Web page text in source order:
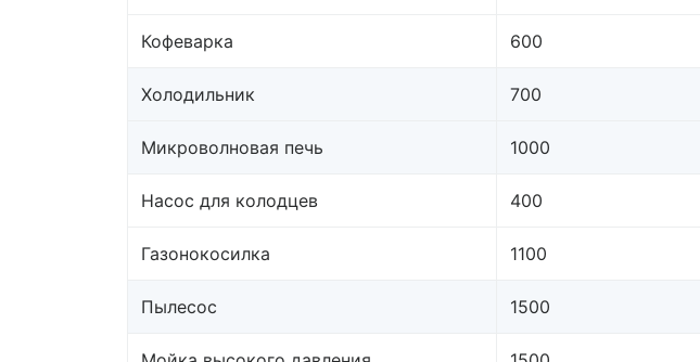
Кофеварка 600
Холодильник 700
Микроволновая печь 1000
Насос для колодцев 400
Газонокосилка 1100
Пылесос 1500